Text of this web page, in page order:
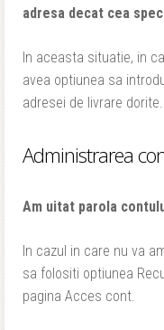
adresa decat cea
In aceasta situatie, in
avea optiunea sa
adresei de livrare dorite.
Administrarea
Am uitat parola
In cazul in care nu va
sa folositi optiunea
pagina Acces cont.